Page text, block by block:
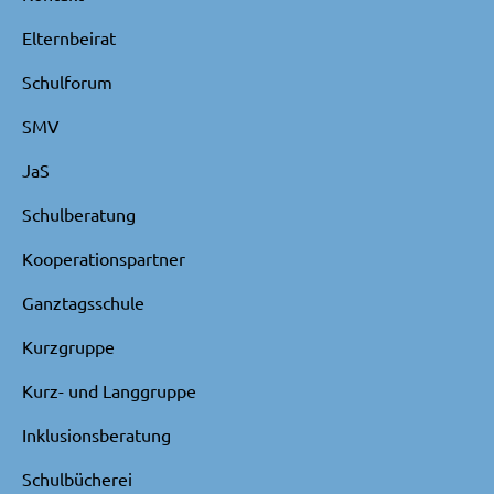
Elternbeirat
Schulforum
SMV
JaS
Schulberatung
Kooperationspartner
Ganztagsschule
Kurzgruppe
Kurz- und Langgruppe
Inklusionsberatung
Schulbücherei